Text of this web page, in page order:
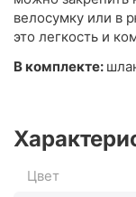
велосумку или в
это легкость и
В комплекте:
Цвет